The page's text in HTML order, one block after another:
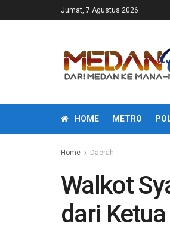
Jumat, 7 Agustus 2026
HOME METRO
Home Daerah
Walkot
dari